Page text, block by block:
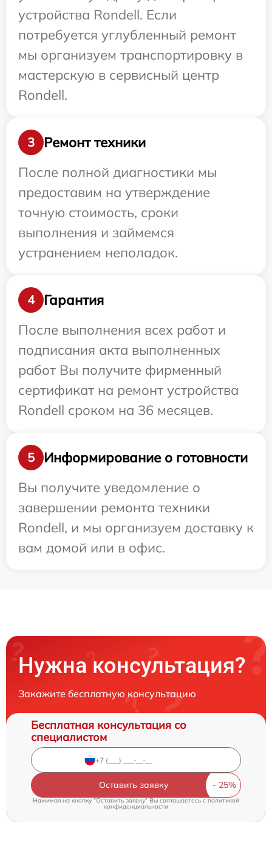
устройства Rondell. Если
потребуется углубленный ремонт
мы организуем транспортировку в
мастерскую в сервисный центр
Rondell.
3
Ремонт техники
После полной диагностики мы
предоставим на утверждение
точную стоимость, сроки
выполнения и займемся
устранением неполадок.
4
Гарантия
После выполнения всех работ и
подписания акта выполненных
работ Вы получите фирменный
сертификат на ремонт устройства
Rondell сроком на 36 месяцев.
5
Информирование о готовности
Вы получите уведомление о
завершении ремонта техники
Rondell, и мы организуем доставку к
вам домой или в офис.
Нужна консультация?
Закажите бесплатную консультацию
Бесплатная консультация со
специалистом
Оставить заявку
Нажимая на кнопку "Оставить заявку" Вы соглашаетесь cполитикой
конфиденциальности